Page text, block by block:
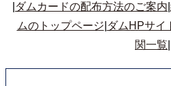
ダムカードの配布方法のご案内
ムのトップページ ダムHPサイ
関一覧